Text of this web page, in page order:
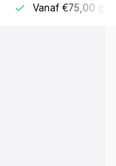
Vanaf €75,00